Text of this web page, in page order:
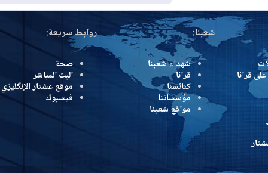
المزيد
شعبنا:
شهداء شعبنا
قرانا
كنائسنا
مؤسساتنا
مواقع شعبنا
روابط سريعة:
صحة
البث المباشر
موقع عشتار الإنگليزي
فيسبوك